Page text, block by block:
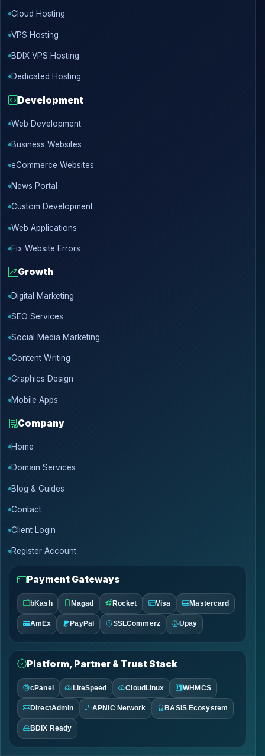
Cloud Hosting
VPS Hosting
BDIX VPS Hosting
Dedicated Hosting
Development
Web Development
Business Websites
eCommerce Websites
News Portal
Custom Development
Web Applications
Fix Website Errors
Growth
Digital Marketing
SEO Services
Social Media Marketing
Content Writing
Graphics Design
Mobile Apps
Company
Home
Domain Services
Blog & Guides
Contact
Client Login
Register Account
Payment Gateways
bKash Nagad Rocket Visa Mastercard
AmEx PayPal SSLCommerz Upay
Platform, Partner & Trust Stack
cPanel LiteSpeed CloudLinux WHMCS
DirectAdmin APNIC Network BASIS Ecosystem
BDIX Ready